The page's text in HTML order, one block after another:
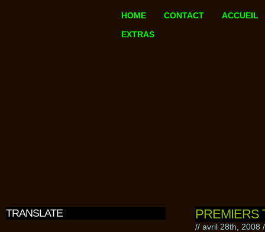
HOME CONTACT
ACCUEIL
EXTRAS
PREMIERS
// avril 28th, 2008
TRANSLATE